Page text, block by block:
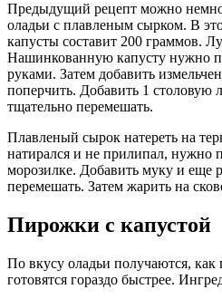
Предыдущий рецепт можно
оладьи с плавленым сырком. В
капусты составит 200 граммов.
Нашинкованную капусту нужно
руками. Затем добавить
поперчить. Добавить 1 столовую
тщательно перемешать.
Плавленый сырок натереть на
натирался и не прилипал, нужно
морозилке. Добавить муку и еще
перемешать. Затем жарить на
Пирожки с капустой
По вкусу оладьи получаются,
готовятся гораздо быстрее.